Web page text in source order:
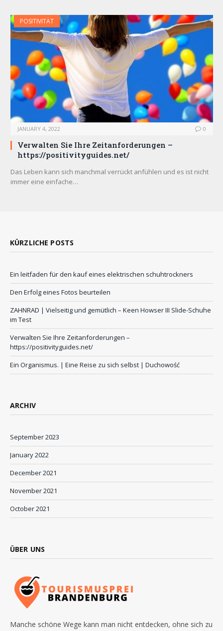
POSITIVITÄT
JANUARY 4, 2022 0
Verwalten Sie Ihre Zeitanforderungen –
https://positivityguides.net/
Das Leben kann sich manchmal verrückt anfühlen und es ist nicht
immer eine einfache…
KÜRZLICHE POSTS
Ein leitfaden für den kauf eines elektrischen schuhtrockners
Den Erfolg eines Fotos beurteilen
ZAHNRAD ​​| Vielseitig und gemütlich – Keen Howser III Slide-Schuhe
im Test
Verwalten Sie Ihre Zeitanforderungen –
https://positivityguides.net/
Ein Organismus. | Eine Reise zu sich selbst | Duchowość
ARCHIV
September 2023
January 2022
December 2021
November 2021
October 2021
ÜBER UNS
Manche schöne Wege kann man nicht entdecken, ohne sich zu